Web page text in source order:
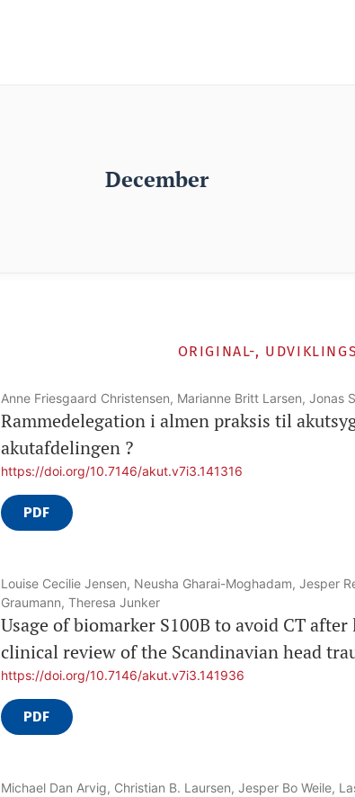
December
ORIGINAL-,
Anne Friesgaard Christensen, Marianne Britt Larsen, Jonas
Rammedelegation i almen praksis til
akutafdelingen ?
https://doi.org/10.7146/akut.v7i3.141316
PDF
Louise Cecilie Jensen, Neusha Gharai-Moghadam, Jesper
Graumann, Theresa Junker
Usage of biomarker S100B to avoid CT
clinical review of the Scandinavian head
https://doi.org/10.7146/akut.v7i3.141936
PDF
Michael Dan Arvig, Christian B. Laursen, Jesper Bo Weile,